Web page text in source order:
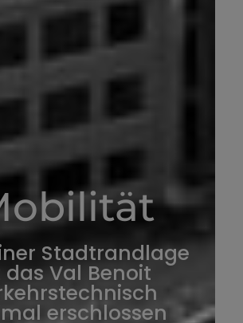
Stadtrandlage
das Val Benoit
erschlossen